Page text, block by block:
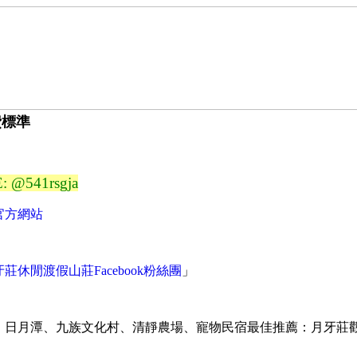
準
@541rsgja
方網站
莊休閒渡假山莊Facebook粉絲團 」
月潭、九族文化村、清靜農場、寵物民宿最佳推薦：月牙莊